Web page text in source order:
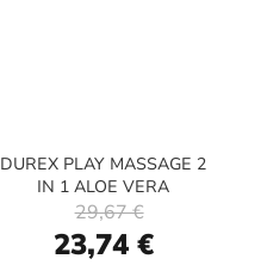
DUREX PLAY MASSAGE 2
IN 1 ALOE VERA
Special
Price
23,74 €
29,67 €